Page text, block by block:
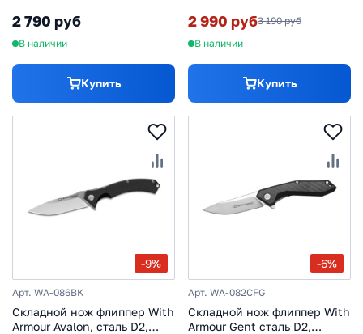
2 790 руб
В наличии
Купить
2 990 руб3 190 руб
В наличии
Купить
-9%
Арт. WA-086BK
Складной нож флиппер With
Armour Avalon, сталь D2,
-6%
Арт. WA-082CFG
Складной нож флиппер With
Armour Gent сталь D2,